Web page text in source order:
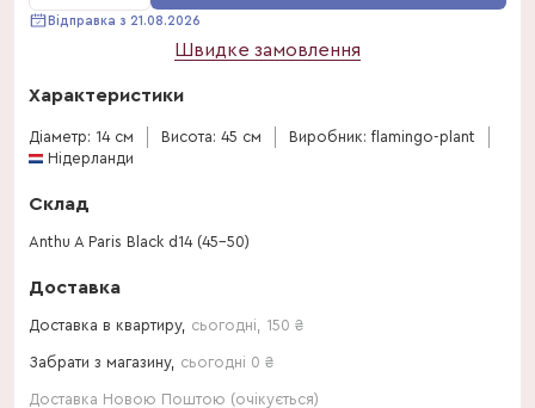
Відправка з 21.08.2026
Швидке замовлення
Характеристики
Діаметр: 14 см Висота: 45 см
Виробник: flamingo-plant
Нідерланди
Склад
Anthu A Paris Black d14 (45-50)
Доставка
Доставка в квартиру, сьогодні 150 ₴
Забрати з магазину, сьогодні 0 ₴
Доставка Новою Поштою (очікується)